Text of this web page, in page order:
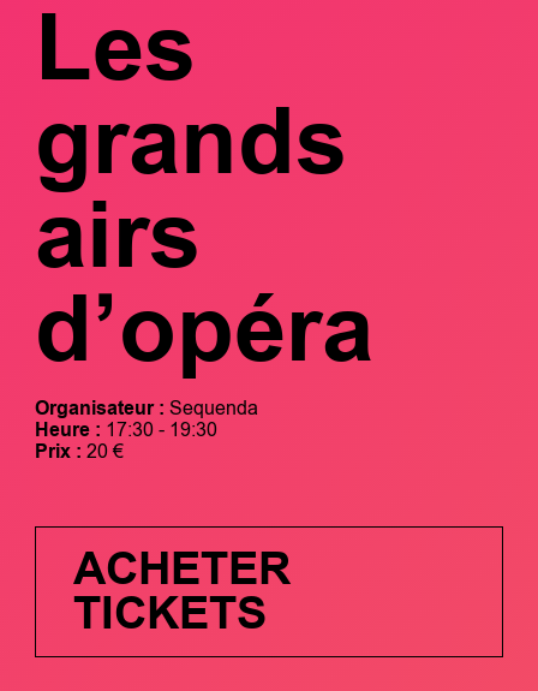
Les
grands
airs
d’opéra
Organisateur : Sequenda
Heure : 17:30 - 19:30
Prix : 20 €
ACHETER
TICKETS